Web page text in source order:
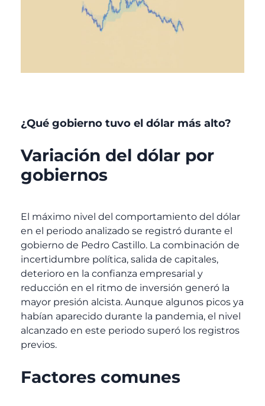
¿Qué gobierno tuvo el dólar más alto?
Variación del dólar por
gobiernos
El máximo nivel del comportamiento del dólar
en el periodo analizado se registró durante el
gobierno de Pedro Castillo. La combinación de
incertidumbre política, salida de capitales,
deterioro en la confianza empresarial y
reducción en el ritmo de inversión generó la
mayor presión alcista. Aunque algunos picos ya
habían aparecido durante la pandemia, el nivel
alcanzado en este periodo superó los registros
previos.
Factores comunes